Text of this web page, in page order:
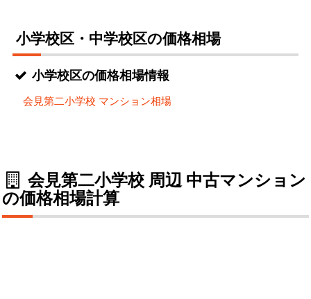
小学校区・中学校区の価格相場
小学校区の価格相場情報
会見第二小学校 マンション相場
会見第二小学校 周辺 中古マンション
の価格相場計算